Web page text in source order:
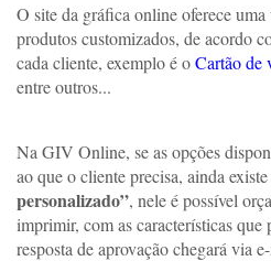
O site da gráfica online oferece
produtos customizados, de acordo
cada cliente, exemplo é o Cartão de
entre outros...
Na GIV Online, se as opções
ao que o cliente precisa, ainda
personalizado”, nele é possível
imprimir, com as características que
resposta de aprovação chegará via